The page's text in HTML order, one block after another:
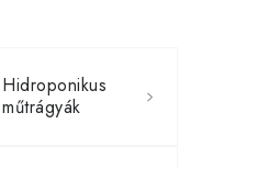
Hidroponikus
műtrágyák